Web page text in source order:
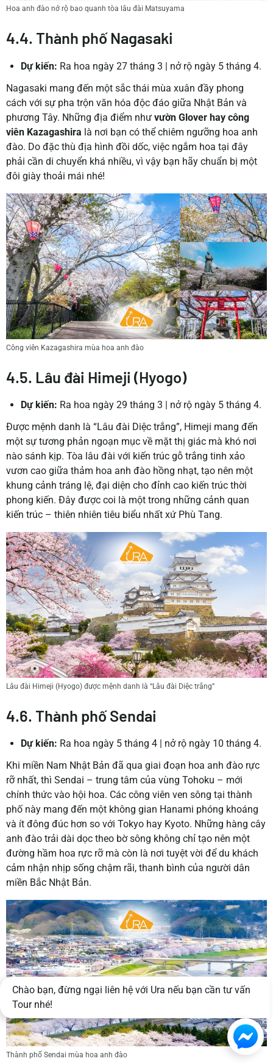
Hoa anh đào nở rộ bao quanh tòa lâu đài Matsuyama
4.4. Thành phố Nagasaki
Dự kiến: Ra hoa ngày 27 tháng 3 | nở rộ ngày 5 tháng 4.
Nagasaki mang đến một sắc thái mùa xuân đầy phong
cách với sự pha trộn văn hóa độc đáo giữa Nhật Bản và
phương Tây. Những địa điểm nhưvườn Glover hay công
viên Kazagashira là nơi bạn có thể chiêm ngưỡng hoa anh
đào. Do đặc thù địa hình đồi dốc, việc ngắm hoa tại đây
phải cần di chuyển khá nhiều, vì vậy bạn hãy chuẩn bị một
đôi giày thoải mái nhé!
Công viên Kazagashira mùa hoa anh đào
4.5. Lâu đài Himeji (Hyogo)
Dự kiến: Ra hoa ngày 29 tháng 3 | nở rộ ngày 5 tháng 4.
Được mệnh danh là “Lâu đài Diệc trắng”, Himeji mang đến
một sự tương phản ngoạn mục về mặt thị giác mà khó nơi
nào sánh kịp. Tòa lâu đài với kiến trúc gỗ trắng tinh xảo
vươn cao giữa thảm hoa anh đào hồng nhạt, tạo nên một
khung cảnh tráng lệ, đại diện cho đỉnh cao kiến trúc thời
phong kiến. Đây được coi là một trong những cảnh quan
kiến trúc – thiên nhiên tiêu biểu nhất xứ Phù Tang.
Lâu đài Himeji (Hyogo) được mệnh danh là “Lâu đài Diệc trắng”
4.6. Thành phố Sendai
Dự kiến: Ra hoa ngày 5 tháng 4
nở rộ ngày 10 tháng 4.
Khi miền Nam Nhật Bản đã qua giai đoạn hoa anh đào rực
rỡ nhất, thì Sendai – trung tâm của vùng Tohoku – mới
chính thức vào hội hoa. Các công viên ven sông tại thành
phố này mang đến một không gian Hanami phóng khoáng
và ít đông đúc hơn so với Tokyo hay Kyoto. Những hàng cây
anh đào trải dài dọc theo bờ sông không chỉ tạo nên một
đường hầm hoa rực rỡ mà còn là nơi tuyệt vời để du khách
cảm nhận nhịp sống chậm rãi, thanh bình của người dân
miền Bắc Nhật Bản.
Thành phố Sendai mùa hoa anh đào
Chào bạn, đừng ngại liên hệ với Ura nếu bạn cần tư vấn
Tour nhé!